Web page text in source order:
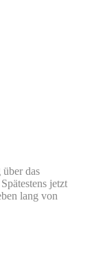
das
jetzt
lang von